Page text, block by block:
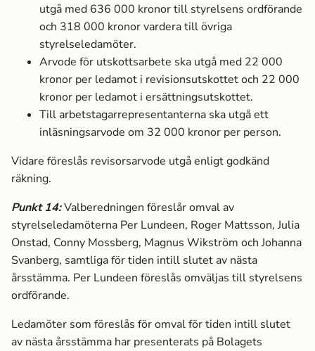
utgå med 636 000 kronor till styrelsens ordförande
och 318 000 kronor vardera till övriga
styrelseledamöter.
Arvode för utskottsarbete ska utgå med 22 000
kronor per ledamot i revisionsutskottet och 22 000
kronor per ledamot i ersättningsutskottet.
Till arbetstagarrepresentanterna ska utgå ett
inläsningsarvode om 32 000 kronor per person.
Vidare föreslås revisorsarvode utgå enligt godkänd
räkning.
Punkt14:Valberedningen föreslår omval av
styrelseledamöterna Per Lundeen, Roger Mattsson, Julia
Onstad, Conny Mossberg, Magnus Wikström och Johanna
Svanberg, samtliga för tiden intill slutet av nästa
årsstämma. Per Lundeen föreslås omväljas till styrelsens
ordförande.
Ledamöter som föreslås för omval för tiden intill slutet
av nästa årsstämma har presenterats på Bolagets